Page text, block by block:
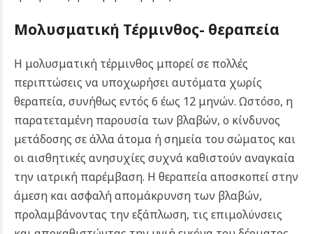
Μολυσματική Τέρμινθος- θεραπεία
Η μολυσματική τέρμινθος μπορεί σε πολλές
περιπτώσεις να υποχωρήσει αυτόματα χωρίς
θεραπεία, συνήθως εντός 6 έως 12 μηνών. Ωστόσο, η
παρατεταμένη παρουσία των βλαβών, ο κίνδυνος
μετάδοσης σε άλλα άτομα ή σημεία του σώματος και
οι αισθητικές ανησυχίες συχνά καθιστούν αναγκαία
την ιατρική παρέμβαση. Η θεραπεία αποσκοπεί στην
άμεση και ασφαλή απομάκρυνση των βλαβών,
προλαμβάνοντας την εξάπλωση, τις επιμολύνσεις